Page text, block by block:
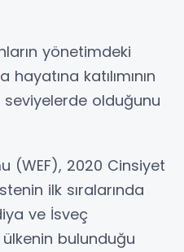
yönetimdeki
katılımının
olduğunu
(WEF), 2020 Cinsiyet
ilk sıralarında
ve İsveç
bulunduğu